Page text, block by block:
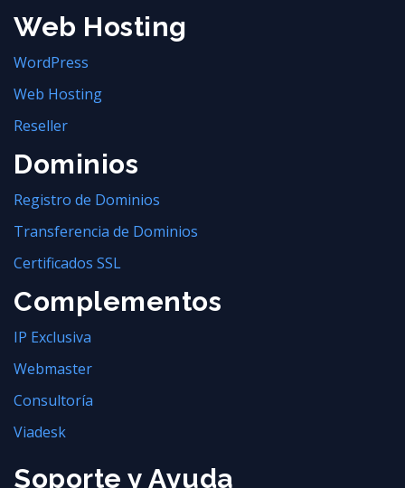
Web Hosting
WordPress
Web Hosting
Reseller
Dominios
Registro de Dominios
Transferencia de Dominios
Certificados SSL
Complementos
IP Exclusiva
Webmaster
Consultoría
Viadesk
Soporte y Ayuda